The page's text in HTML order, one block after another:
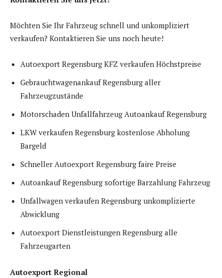
Möchten Sie Ihr Fahrzeug schnell und unkompliziert
verkaufen? Kontaktieren Sie uns noch heute!
Autoexport Regensburg KFZ verkaufen Höchstpreise
Gebrauchtwagenankauf Regensburg aller
Fahrzeugzustände
Motorschaden Unfallfahrzeug Autoankauf Regensburg
LKW verkaufen Regensburg kostenlose Abholung
Bargeld
Schneller Autoexport Regensburg faire Preise
Autoankauf Regensburg sofortige Barzahlung Fahrzeug
Unfallwagen verkaufen Regensburg unkomplizierte
Abwicklung
Autoexport Dienstleistungen Regensburg alle
Fahrzeugarten
Autoexport Regional